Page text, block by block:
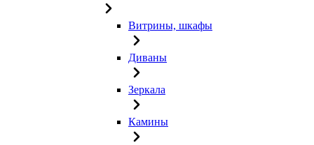
Витрины, шкафы
Диваны
Зеркала
Камины